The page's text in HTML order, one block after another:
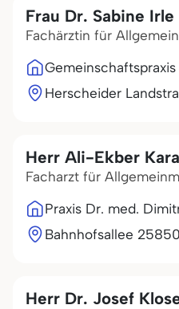
Frau Dr. Sabine Irle
Fachärztin für
Herscheider
Herr Ali-Ekber
Facharzt für
Praxis Dr. med.
Bahnhofsallee 2
Herr Dr. Josef